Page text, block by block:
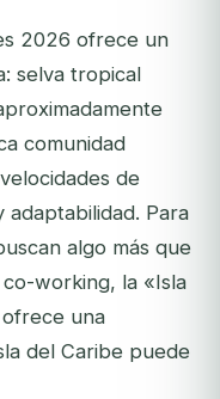
2026 ofrece un
selva tropical
comunidad
de
Para
algo más que
working, la «Isla
una
del Caribe puede